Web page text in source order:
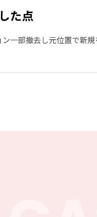
た点
一部撤去し元位置で新